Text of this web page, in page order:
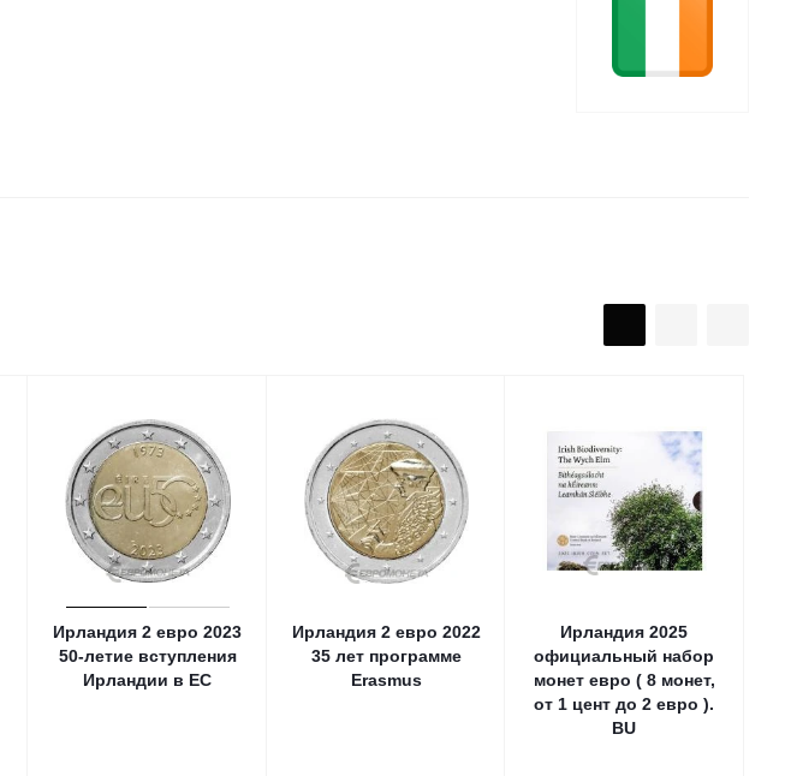
Ирландия 2 евро 2023
50-летие вступления
Ирландии в ЕС
Ирландия 2 евро 2022
35 лет программе
Erasmus
Ирландия 2025
официальный набор
монет евро ( 8 монет,
от 1 цент до 2 евро ).
BU